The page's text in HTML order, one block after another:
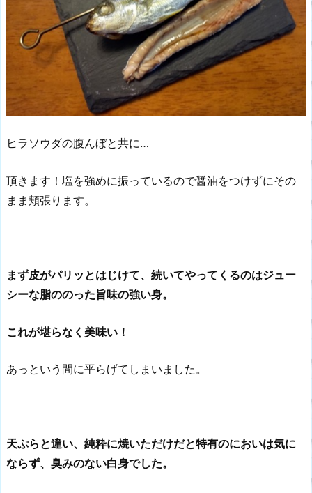
ヒラソウダの腹んぼと共に…
頂きます！塩を強めに振っているので醤油をつけずにその
まま頬張ります。
まず皮がパリッとはじけて、続いてやってくるのはジュー
シーな脂ののった旨味の強い身。
これが堪らなく美味い！
あっという間に平らげてしまいました。
天ぷらと違い、純粋に焼いただけだと特有のにおいは気に
ならず、臭みのない白身でした。